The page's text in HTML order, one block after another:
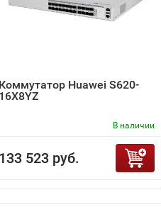
Коммутатор Huawei S620-
16X8YZ
В наличии
133 523 руб.